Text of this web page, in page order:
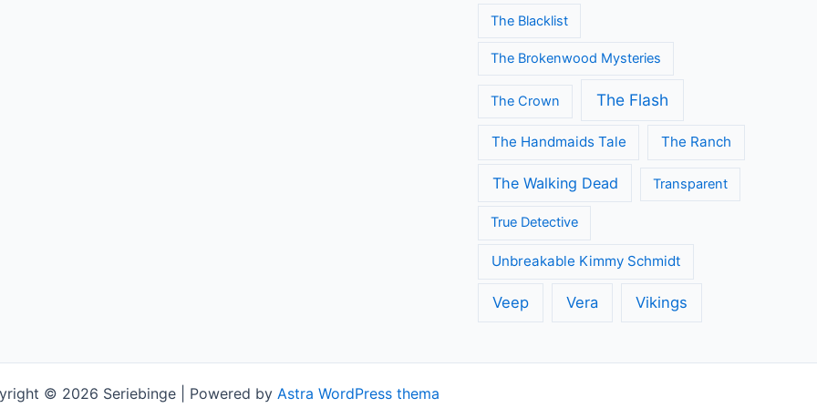
The Blacklist
The Brokenwood Mysteries
The Crown The Flash
The Handmaids Tale The Ranch
The Walking Dead Transparent
True Detective
Unbreakable Kimmy Schmidt
Veep Vera Vikings
© 2026 Seriebinge | Powered by Astra WordPress thema